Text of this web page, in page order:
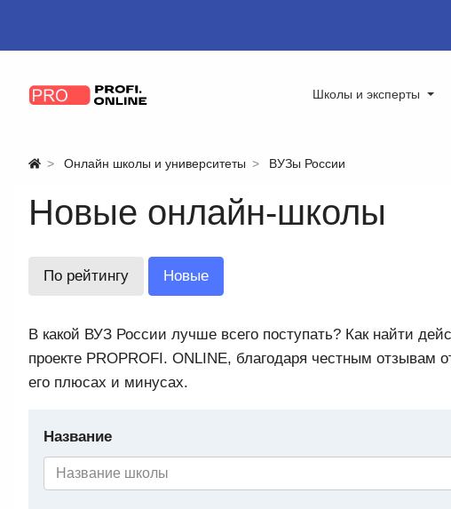
Школы и эксперты
Онлайн школы и университеты ВУЗы России
Новые онлайн-школы
По рейтингу Новые
В какой ВУЗ России лучше всего поступать? Как найти
проекте PROPROFI. ONLINE, благодаря честным отзывам
его плюсах и минусах.
Название